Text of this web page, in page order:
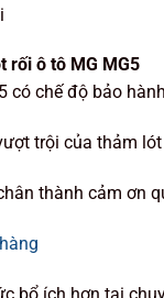
rối ô tô MG MG5
có chế độ bảo
trội của thảm
thành cảm ơn
bổ ích hơn tại